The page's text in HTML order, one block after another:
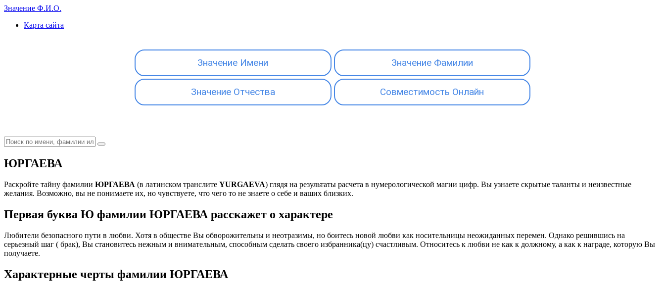
Значение Ф.И.О.
Карта сайта
Значение Имени Значение Фамилии
Значение Отчества Совместимость Онлайн
ЮРГАЕВА
Раскройте тайну фамилии ЮРГАЕВА (в латинском транслите YURGAEVA) глядя на результаты расчета в нумерологической магии цифр. Вы узнаете скрытые таланты и неизвестные
желания. Возможно, вы не понимаете их, но чувствуете, что чего то не знаете о себе и ваших близких.
Первая буква Ю фамилии ЮРГАЕВА расскажет о характере
Любители безопасного пути в любви. Хотя в обществе Вы обворожительны и неотразимы, но боитесь новой любви как носительницы неожиданных перемен. Однако решившись на
серьезный шаг ( брак), Вы становитесь нежным и внимательным, способным сделать своего избранника(цу) счастливым. Относитесь к любви не как к должному, а как к награде, которую Вы
получаете.
Характерные черты фамилии ЮРГАЕВА